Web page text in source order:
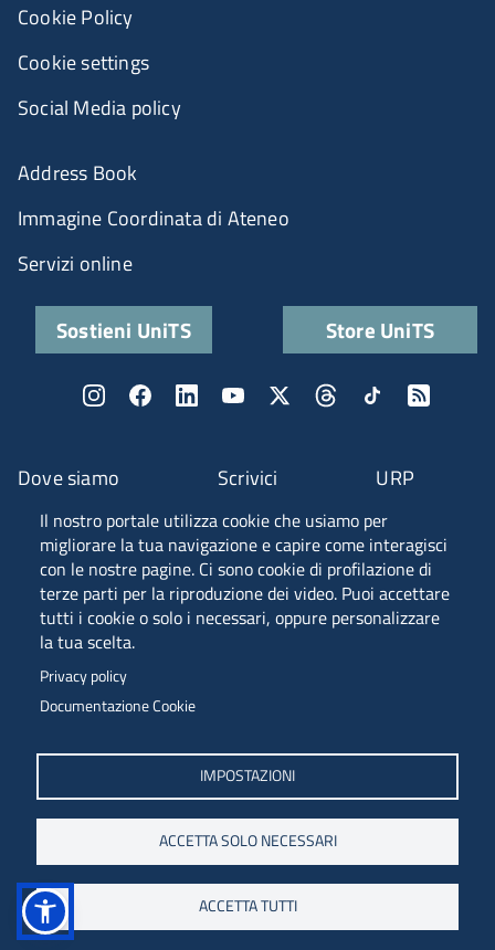
Il nostro portale utilizza cookie che usiamo per
migliorare la tua navigazione e capire come interagisci
con le nostre pagine. Ci sono cookie di profilazione di
terze parti per la riproduzione dei video. Puoi accettare
tutti i cookie o solo i necessari, oppure personalizzare
la tua scelta.
Privacy policy
Documentazione Cookie
IMPOSTAZIONI
ACCETTA SOLO NECESSARI
ACCETTA TUTTI
Piazzale Europa, 1 - 34127 - Trieste, Italia -
Tel. +39 040 558 7111 - P.IVA 00211830328
C.F. 80013890324 - P.E.C. ateneo@pec.units.it
Fascia A ANVUR
Dove siamo Scrivici URP
Cookie Policy
Cookie settings
Social Media policy
Address Book
Immagine Coordinata di Ateneo
Servizi online
Sostieni UniTS Store UniTS